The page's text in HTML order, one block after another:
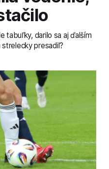
tabuľky, darilo sa aj ďalším
presadil?